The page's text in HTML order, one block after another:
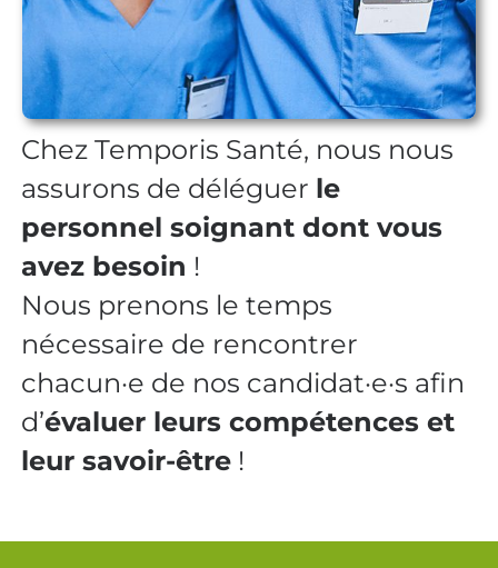
Chez Temporis Santé, nous nous
assurons de déléguer le
personnel soignant dont vous
avez besoin !
Nous prenons le temps
nécessaire de rencontrer
chacun·e de nos candidat·e·s afin
d’évaluer leurs compétences et
leur savoir-être!